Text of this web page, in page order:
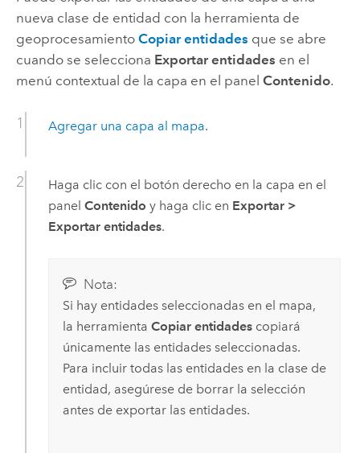
nueva clase de entidad con la herramienta de
geoprocesamiento Copiar entidades que se abre
cuando se selecciona Exportar entidades en el
menú contextual de la capa en el panel Contenido.
Agregar una capa al mapa.
Haga clic con el botón derecho en la capa en el
panel Contenido y haga clic en Exportar >
Exportar entidades.
Nota:
Si hay entidades seleccionadas en el mapa,
la herramienta Copiar entidadescopiará
únicamente las entidades seleccionadas.
Para incluir todas las entidades en la clase de
entidad, asegúrese de borrar la selección
antes de exportar las entidades.